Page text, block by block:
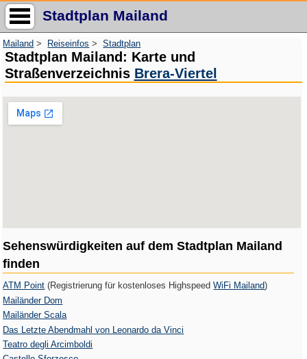
Stadtplan Mailand
Mailand > Reiseinfos >Stadtplan
Stadtplan Mailand: Karte und
Straßenverzeichnis Brera-Viertel
Sehenswürdigkeiten auf dem Stadtplan Mailand
finden
ATM Point (Registrierung für kostenloses HighspeedWiFi Mailand)
Mailänder Dom
Mailänder Scala
Das Letzte Abendmahl von Leonardo da Vinci
Teatro degli Arcimboldi